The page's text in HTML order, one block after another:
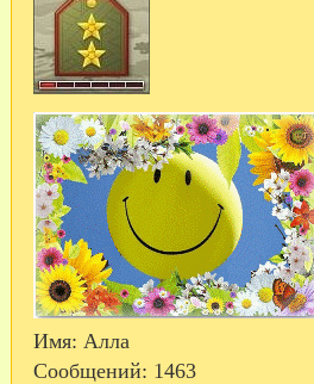
Имя: Алла
Сообщений: 1463